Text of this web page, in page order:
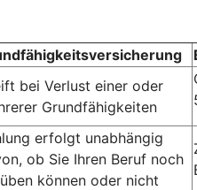
bei Verlust einer oder
Grundfähigkeiten
erfolgt unabhängig
ob Sie Ihren Beruf noch
können oder nicht